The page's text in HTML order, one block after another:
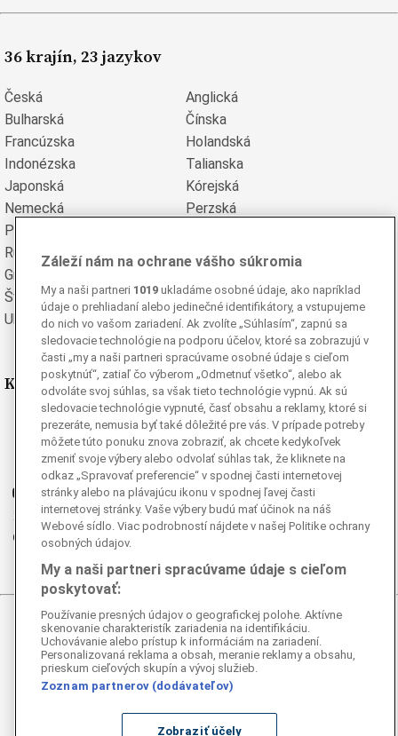
36 krajín, 23 jazykov
Česká
Anglická
Bulharská
Čínska
Francúzska
Holandská
Indonézska
Talianska
Japonská
Kórejská
Nemecká
Perzská
Poľská
Rumunská
Ruská
Grécka
Švédska
Turecká
Ukrajinská
Vietnamská
Kde nás nájdete
Facebook
Instagram
Ganjing
Youtube
Twitter
Telegram
© 2026 Epoch Times Slovensko
Všetky práva vyhradené. Publikovanie alebo ďalšie šírenie
správ a fotografií zo zdrojov TASR je bez
predchádzajúceho písomného súhlasu TASR porušením
autorského zákona.
Záleží nám na ochrane vášho súkromia
My a naši partneri 1019 ukladáme osobné údaje, ako napríklad
údaje o prehliadaní alebo jedinečné identifikátory, a vstupujeme
do nich vo vašom zariadení. Ak zvolíte „Súhlasím“, zapnú sa
sledovacie technológie na podporu účelov, ktoré sa zobrazujú v
časti „my a naši partneri spracúvame osobné údaje s cieľom
poskytnúť“, zatiaľ čo výberom „Odmetnuť všetko“, alebo ak
odvoláte svoj súhlas, sa však tieto technológie vypnú. Ak sú
sledovacie technológie vypnuté, časť obsahu a reklamy, ktoré si
prezeráte, nemusia byť také dôležité pre vás. V prípade potreby
môžete túto ponuku znova zobraziť, ak chcete kedykoľvek
zmeniť svoje výbery alebo odvolať súhlas tak, že kliknete na
odkaz „Spravovať preferencie“ v spodnej časti internetovej
stránky alebo na plávajúcu ikonu v spodnej ľavej časti
internetovej stránky. Vaše výbery budú mať účinok na náš
Webové sídlo. Viac podrobností nájdete v našej Politike ochrany
osobných údajov.
My a naši partneri spracúvame údaje s cieľom
poskytovať:
Používanie presných údajov o geografickej polohe. Aktívne
skenovanie charakteristík zariadenia na identifikáciu.
Uchovávanie alebo prístup k informáciám na zariadení.
Personalizovaná reklama a obsah, meranie reklamy a obsahu,
prieskum cieľových skupín a vývoj služieb.
Zoznam partnerov (dodávateľov)
Zobraziť účely